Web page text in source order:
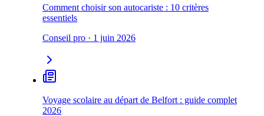
Comment choisir son autocariste : 10 critères
essentiels
Conseil pro · 1 juin 2026
Voyage scolaire au départ de Belfort : guide complet
2026